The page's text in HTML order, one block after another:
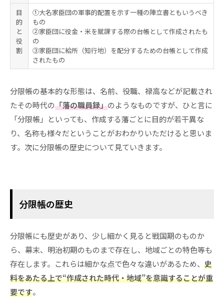
目
的
と
役
割
①大名家臣団の軍事的配置を示す一種の陣立書ともいうべき
もの
②家臣団に役金・米を賦課する際の台帳として作成されたも
の
③家臣団に給所（知行地）を配分するための台帳として作成
されたもの
分限帳の基本的な形態は、名前、役職、禄高などが記載され
たその時代の「藩の職員録」のようなものですが、ひと言に
「分限帳」といっても、作成する藩ごとに目的が若干異な
り、名称も様々だということがおわかりいただけると思いま
す。次に分限帳の歴史について見ていきます。
分限帳の歴史
分限帳にも歴史があり、少し細かく見ると戦国期のものか
ら、幕末、明治初期のものまで存在し、地域ごとの特色等も
存在します。これらは細かな点で色々な違いがあるため、 史
料をあたる上で“作成された時代・地域”を意識することが重
要です。